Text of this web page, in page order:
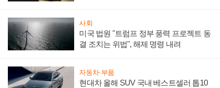
사회
미국 법원 "트럼프 정부 풍력 프로젝트 동
결 조치는 위법", 해제 명령 내려
자동차·부품
현대차 올해 SUV 국내 베스트셀러 톱10